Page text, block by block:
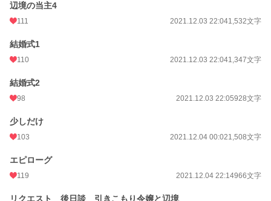
辺境の当主4
111 2021.12.03 22:041,532文字
結婚式1
110 2021.12.03 22:041,347文字
結婚式2
98 2021.12.03 22:05928文字
少しだけ
103 2021.12.04 00:021,508文字
エピローグ
119 2021.12.04 22:14966文字
リクエスト 後日談 引きこもり令嬢と辺境